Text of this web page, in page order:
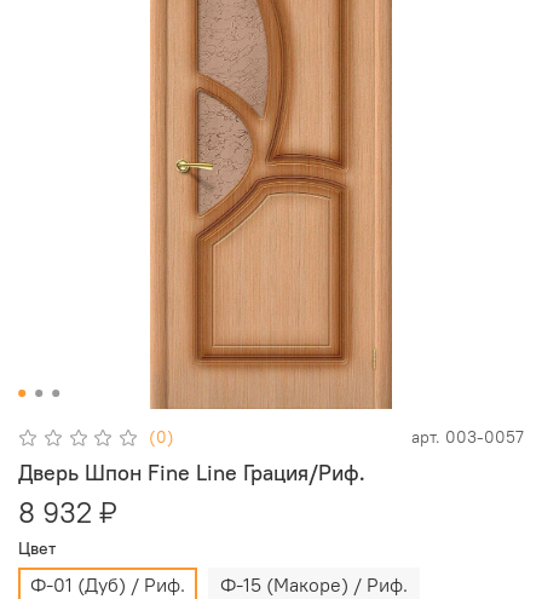
(0) арт. 003-0057
Дверь Шпон Fine Line Грация/Риф.
8 932 ₽
Цвет
Ф-01 (Дуб) / Риф.
Ф-15 (Макоре) / Риф.